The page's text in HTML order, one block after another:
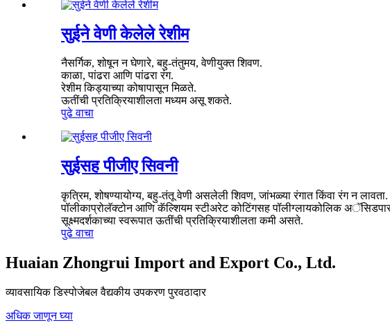
सुईने वेणी केलेले रेशीम
नैसर्गिक, शोषून न घेणारे, बहु-तंतुमय, वेणीयुक्त शिवण.
काळा, पांढरा आणि पांढरा रंग.
रेशीम किड्याच्या कोषापासून मिळते.
ऊतींची प्रतिक्रियाशीलता मध्यम असू शकते.
पुढे वाचा
सुईसह पीजीए सिवनी
कृत्रिम, शोषण्यायोग्य, बहु-तंतू वेणी असलेली शिवण, जांभळ्या रंगात किंवा रंग न लावता.
पॉलीकाप्रोलॅक्टोन आणि कॅल्शियम स्टीअरेट कोटिंगसह पॉलीग्लायकोलिक
सूक्ष्मदर्शकाच्या स्वरूपात ऊतींची प्रतिक्रियाशीलता कमी असते.
पुढे वाचा
Huaian Zhongrui Import and Export Co., Ltd.
व्यावसायिक डिस्पोजेबल वैद्यकीय उपकरण पुरवठादार
अधिक जाणून घ्या